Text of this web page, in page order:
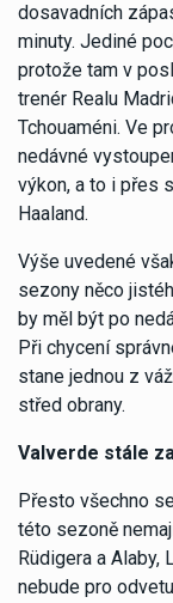
dosavadních
minuty. Jediné
protože tam v
trenér Realu
Tchouaméni. Ve
nedávné
výkon, a to i přes
Haaland.
Výše uvedené
sezony něco
by měl být po
Při chycení
stane jednou z
střed obrany.
Valverde stále
Přesto všechno
této sezoně
Rüdigera a Alaby,
nebude pro